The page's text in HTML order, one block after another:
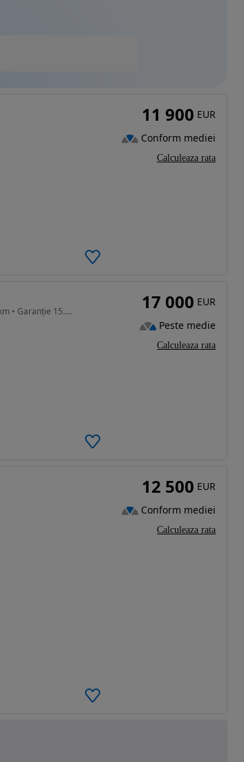
11 900 EUR
Conform mediei
Calculeaza rata
1591 cm3 • 132 CP • KIA Sportage 1.6 GDI • 132 CP • 2019 • 63.800 km • Garanție 15.10.2026 17 000 EUR
Peste medie
Calculeaza rata
12 500 EUR
Conform mediei
Calculeaza rata